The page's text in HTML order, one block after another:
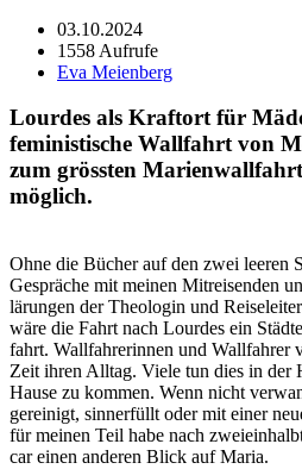
03.10.2024
1558 Aufrufe
Eva Meienberg
Lourdes als Kraftort für
feministische Wallfahrt von
zum grössten
möglich.
Ohne die Büch­er auf den zwei leeren
Gespräche mit meinen Mitreisenden
lärun­gen der The­olo­gin und
wäre die Fahrt nach Lour­des ein
fahrt. Wall­fahrerin­nen und Wall­fahrer
Zeit ihren All­t­ag. Viele tun dies in der
Hause zu kom­men. Wenn nicht
gere­inigt, sin­ner­füllt oder mit ein­er
für meinen Teil habe nach
car einen anderen Blick auf Maria.